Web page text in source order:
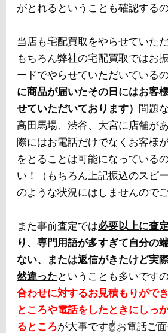
がとれるということも確認する
当店も宅配買取をやらせていた
もちろん弊社の宅配買取ではお
ードでやらせていただいている
に商品が届いたその日にはお客
せていただいております）
問題
高田馬場、渋谷、大宮に店舗が
際にはお電話だけでなくお客様
をとることは可能になっている
い！（もちろん上記振込のスピ
のような状況にはしませんので
また事前査定では必要以上に査
り、専門用語が多すぎて自分の
ない、または返信がきたけど実
然違った ということも多いですの
合わせに対するお見積もりがで
ところや電話をしたときにしっ
るところが大事です☝️お電話ご